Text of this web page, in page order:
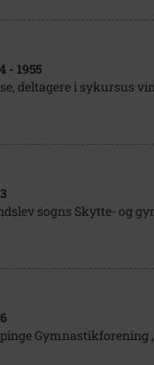
- 1955
deltagere i sykursus
sogns Skytte- og
Gymnastikforening